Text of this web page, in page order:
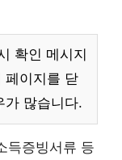
확인 메시지
페이지를 닫
가 많습니다.
득증빙서류 등